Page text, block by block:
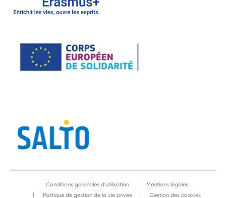
Conditions générales d'utilisation
Mentions légales
Politique de gestion de la vie privée
Gestion des cookies